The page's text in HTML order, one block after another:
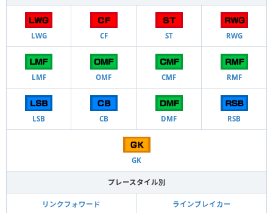
LWG CF ST RWG
LMF OMF CMF RMF
LSB CB DMF RSB
GK
プレースタイル別
リンクフォワード ラインブレイカー